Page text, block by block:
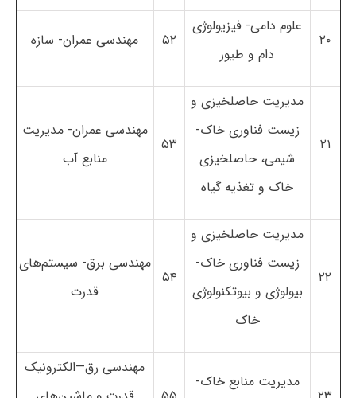
۲۰
علوم دامی- فیزیولوژی
دام و طیور
۵۲ مهندسی عمران- سازه
۲۱
مدیریت حاصلخیزی و
زیست فناوری خاک-
شیمی، حاصلخیزی
خاک و تغذیه گیاه
۵۳
مهندسی عمران- مدیریت
منابع آب
۲۲
مدیریت حاصلخیزی و
زیست فناوری خاک-
بیولوژی و بیوتکنولوژی
خاک
۵۴
مهندسی برق- سیستم‌های
قدرت
مدیریت منابع خاک-
مهندسی رق—الکترونیک